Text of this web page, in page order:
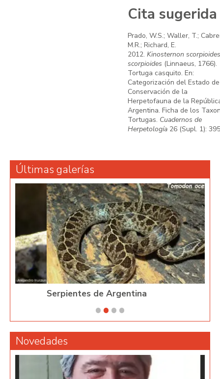
Cita sugerida
Prado, W.S.; Waller, T.;
M.R.; Richard, E.
2012. Kinosternon scorpioides
scorpioides (Linnaeus, 1766).
Tortuga casquito. En:
Categorización del Estado de
Conservación de la
Herpetofauna de la
Argentina. Ficha de los
Tortugas. Cuadernos de
Herpetología 26 (Supl. 1):
Últimas galerías
Serpientes de Argentina
Novedades